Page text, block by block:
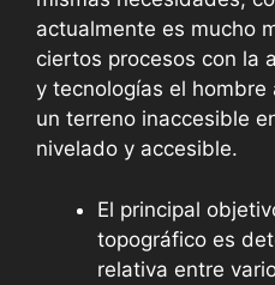
actualmente es mucho
ciertos procesos con la
y tecnologías el
un terreno inaccesible
nivelado y accesible.
El principal
topográfico es
relativa entre